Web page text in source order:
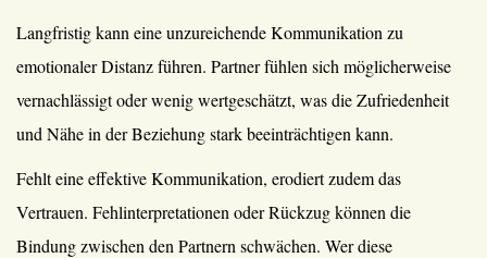
Langfristig kann eine unzureichende Kommunikation zu
emotionaler Distanz führen. Partner fühlen sich möglicherweise
vernachlässigt oder wenig wertgeschätzt, was die Zufriedenheit
und Nähe in der Beziehung stark beeinträchtigen kann.
Fehlt eine effektive Kommunikation, erodiert zudem das
Vertrauen. Fehlinterpretationen oder Rückzug können die
Bindung zwischen den Partnern schwächen. Wer diese